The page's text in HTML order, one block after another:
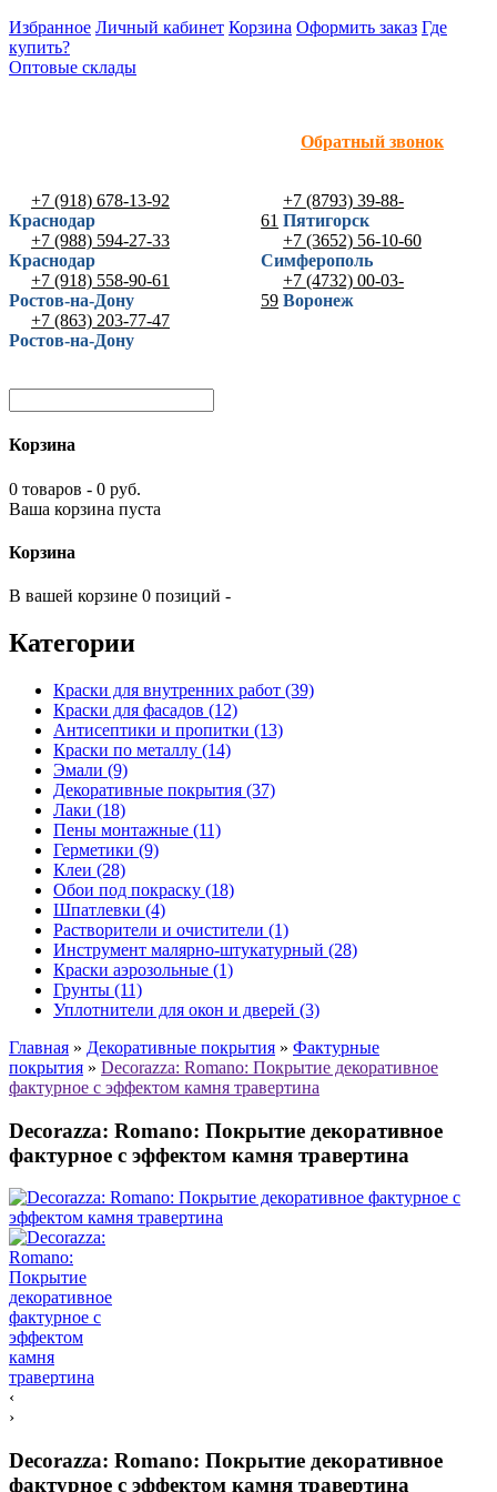
Избранное Личный кабинет Корзина Оформить заказ Где
купить?
Оптовые склады
Обратный звонок
+7 (918) 678-13-92
Краснодар
+7 (988) 594-27-33
Краснодар
+7 (918) 558-90-61
Ростов-на-Дону
+7 (863) 203-77-47
Ростов-на-Дону
+7 (8793) 39-88-
61 Пятигорск
+7 (3652) 56-10-60
Симферополь
+7 (4732) 00-03-
59 Воронеж
Корзина
0 товаров - 0 руб.
Ваша корзина пуста
Корзина
В вашей корзине 0 позиций -
Категории
Краски для внутренних работ (39)
Краски для фасадов (12)
Антисептики и пропитки (13)
Краски по металлу (14)
Эмали (9)
Декоративные покрытия (37)
Лаки (18)
Пены монтажные (11)
Герметики (9)
Клеи (28)
Обои под покраску (18)
Шпатлевки (4)
Растворители и очистители (1)
Инструмент малярно-штукатурный (28)
Краски аэрозольные (1)
Грунты (11)
Уплотнители для окон и дверей (3)
Главная » Декоративные покрытия » Фактурные
покрытия » Decorazza: Romano: Покрытие декоративное
фактурное с эффектом камня травертина
Decorazza: Romano: Покрытие декоративное
фактурное с эффектом камня травертина
‹
›
Decorazza: Romano: Покрытие декоративное
фактурное с эффектом камня травертина